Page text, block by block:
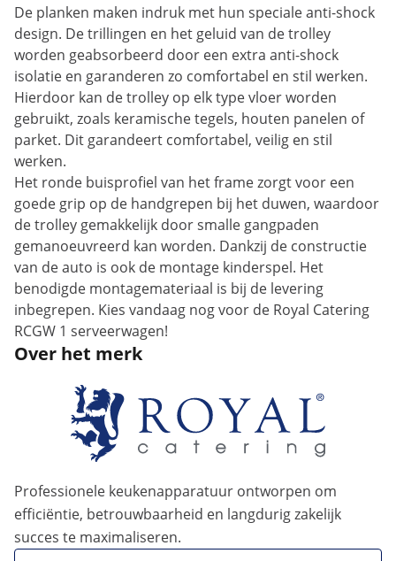
De planken maken indruk met hun speciale anti-shock
design. De trillingen en het geluid van de trolley
worden geabsorbeerd door een extra anti-shock
isolatie en garanderen zo comfortabel en stil werken.
Hierdoor kan de trolley op elk type vloer worden
gebruikt, zoals keramische tegels, houten panelen of
parket. Dit garandeert comfortabel, veilig en stil
werken.
Het ronde buisprofiel van het frame zorgt voor een
goede grip op de handgrepen bij het duwen, waardoor
de trolley gemakkelijk door smalle gangpaden
gemanoeuvreerd kan worden. Dankzij de constructie
van de auto is ook de montage kinderspel. Het
benodigde montagemateriaal is bij de levering
inbegrepen. Kies vandaag nog voor de Royal Catering
RCGW 1 serveerwagen!
Over het merk
Professionele keukenapparatuur ontworpen om
efficiëntie, betrouwbaarheid en langdurig zakelijk
succes te maximaliseren.